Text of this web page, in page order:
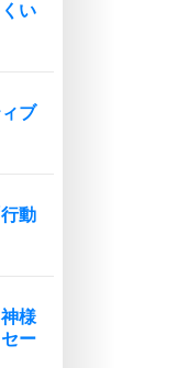
い
ブ
動
様
ー